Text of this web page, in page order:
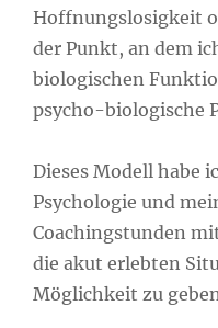
Hoffnungslosigkeit
der Punkt, an dem
biologischen
psycho-biologische
Dieses Modell habe
Psychologie und
Coachingstunden
die akut erlebten
Möglichkeit zu